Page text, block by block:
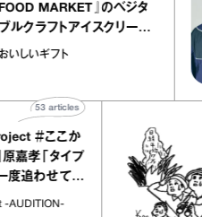
FOOD MARKET』のベジタ
ブルクラフトアイスクリーム
｜真野知子の「おいしいギフ
おいしいギフト
＃ここか
孝「タイプ
わせてく
articles